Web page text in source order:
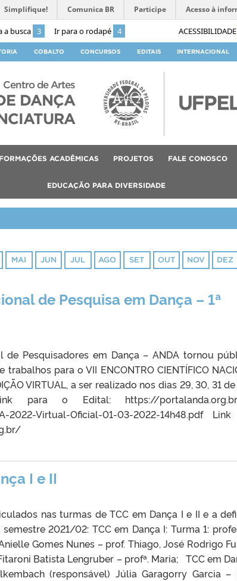
a busca 3 Ir para o rodapé 4 ACESSIBILIDADE
Simplifique! Comunica BR Participe Acesso à
COBALTO CONCURSOS EDITAIS INTERNACIONAL
Centro de Artes
DANÇA
ACADÊMICAS PROJETOS FALE CONOSCO
EDUCAÇÃO PARA DIVERSIDADE
MAI JUN JUL AGO SET OUT NOV DEZ
de Pesquisa em Dança – 1ª
de Pesquisadores em Dança – ANDA tornou
para o VII ENCONTRO CIENTÍFICO
VIRTUAL, a ser realizado nos dias 29, 30, 31
o Edital: https://
2022-Virtual-Oficial-01-03-2022-14h48.pdf
I e II
nas turmas de TCC em Dança I e II e a
2021/02: TCC em Dança I: Turma 1:
Gomes Nunes – prof. Thiago, José Rodrigo
Batista Lengruber – profª. Maria; TCC em
(responsável) Júlia Garagorry Garcia –